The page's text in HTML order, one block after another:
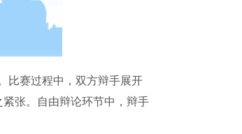
比赛过程中，双方辩手展开
张。自由辩论环节中，辩手